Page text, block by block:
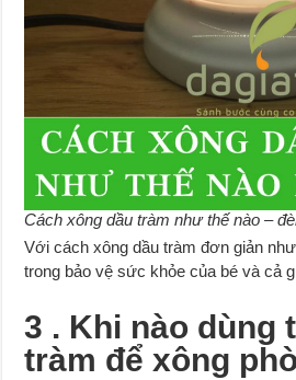
Cách xông dầu tràm như thế nào –
Với cách xông dầu tràm đơn giản
trong bảo vệ sức khỏe của bé và cả
3 . Khi nào dùng
tràm để xông